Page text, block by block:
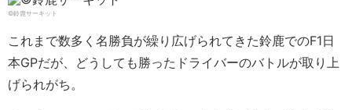
©鈴鹿サーキット
これまで数多く名勝負が繰り広げられてきた鈴鹿でのF1日
本GPだが、どうしても勝ったドライバーのバトルが取り上
げられがち。